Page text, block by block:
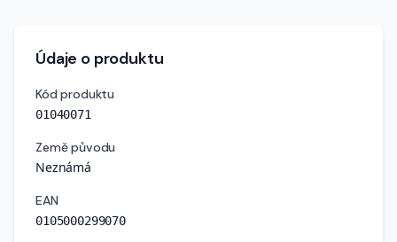
Údaje o produktu
Kód produktu
01040071
Země původu
Neznámá
EAN
0105000299070